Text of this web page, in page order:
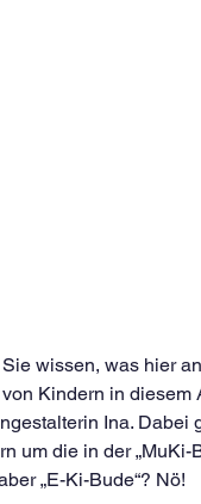
wissen, was hier
Kindern in diesem
Ina. Dabei
um die in der „MuKi-
„E-Ki-Bude“? Nö!